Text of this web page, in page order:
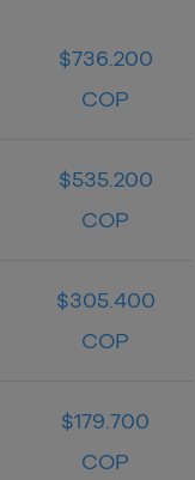
$736.200
COP
$535.200
COP
$305.400
COP
$179.700
COP